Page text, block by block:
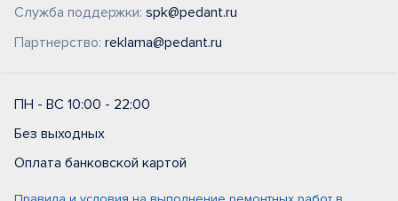
Служба поддержки: spk@pedant.ru
Партнерство: reklama@pedant.ru
ПН - ВС 10:00 - 22:00
Без выходных
Оплата банковской картой